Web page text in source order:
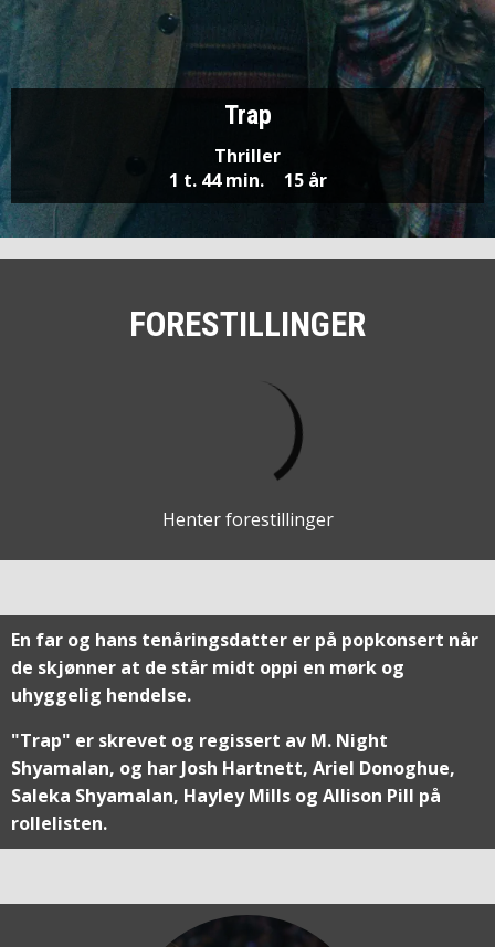
Trap
Thriller
1 t. 44 min.
15 år
FORESTILLINGER
Henter forestillinger
En far og hans tenåringsdatter er på popkonsert når
de skjønner at de står midt oppi en mørk og
uhyggelig hendelse.
"Trap" er skrevet og regissert av M. Night
Shyamalan, og har Josh Hartnett, Ariel Donoghue,
Saleka Shyamalan, Hayley Mills og Allison Pill på
rollelisten.